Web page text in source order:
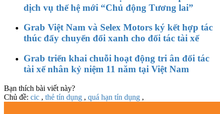
dịch vụ thế hệ mới “Chủ động Tương lai”
Grab Việt Nam và Selex Motors ký kết hợp tác
thúc đẩy chuyển đổi xanh cho đối tác tài xế
Grab triển khai chuỗi hoạt động tri ân đối tác
tài xế nhân kỷ niệm 11 năm tại Việt Nam
Bạn thích bài viết này?
Chủ đề: cic , thẻ tín dụng , quá hạn tín dụng ,